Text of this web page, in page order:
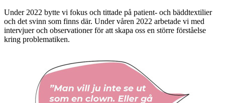
Under 2022 bytte vi fokus och tittade på patient- och bäddtextilier
och det svinn som finns där. Under våren 2022 arbetade vi med
intervjuer och observationer för att skapa oss en större förståelse
kring problematiken.